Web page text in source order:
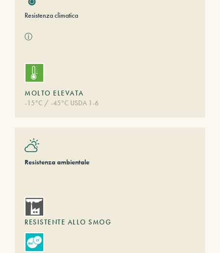
Resistenza climatica
ⓘ
MOLTO ELEVATA
-15°C / -45°C USDA 1-6
Resistenza ambientale
RESISTENTE ALLO SMOG